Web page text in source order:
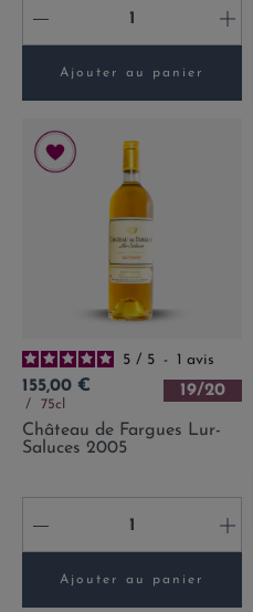
- +
Ajouter au panier
5 / 5 - 1 avis
Prix
155,00 €
75cl
19/20
Château de Fargues Lur-
Saluces 2005
- +
Ajouter au panier